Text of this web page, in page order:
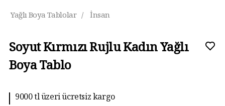
Yağlı Boya Tablolar / İnsan
Soyut Kırmızı Rujlu Kadın Yağlı
Boya Tablo
9000 tl üzeri ücretsiz kargo